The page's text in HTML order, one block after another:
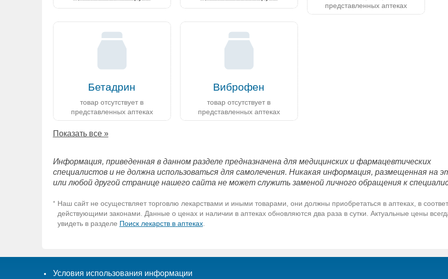
представленных аптеках
Бетадрин
товар отсутствует в
представленных аптеках
Виброфен
товар отсутствует в
представленных аптеках
Показать все »
Информация, приведенная в данном разделе предназначена для медицинских и фармацевтических
специалистов и не должна использоваться для самолечения. Никакая информация, размещенная на
или любой другой странице нашего сайта не может служить заменой личного обращения к
* Наш сайт не осуществляет торговлю лекарствами и иными товарами, они должны приобретаться в аптеках, в
действующими законами. Данные о ценах и наличии в аптеках обновляются два раза в сутки. Актуальные цены
увидеть в разделе Поиск лекарств в аптеках.
Условия использования информации